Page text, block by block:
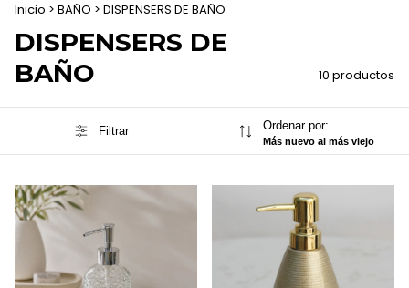
Inicio > BAÑO > DISPENSERS DE BAÑO
DISPENSERS DE
BAÑO
10 productos
Filtrar Ordenar por:
Más nuevo al más viejo